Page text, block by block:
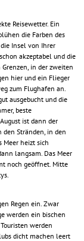
Reisewetter. Ein
die Farben des
Insel von Ihrer
akzeptabel und die
in der zweiten
hier und ein Flieger
zum Flughafen an.
ausgebucht und die
beste
ist dann der
Stränden, in den
Meer heizt sich
langsam. Das Meer
noch geöffnet. Mitte
Regen ein. Zwar
werden ein bischen
werden
dicht machen leert